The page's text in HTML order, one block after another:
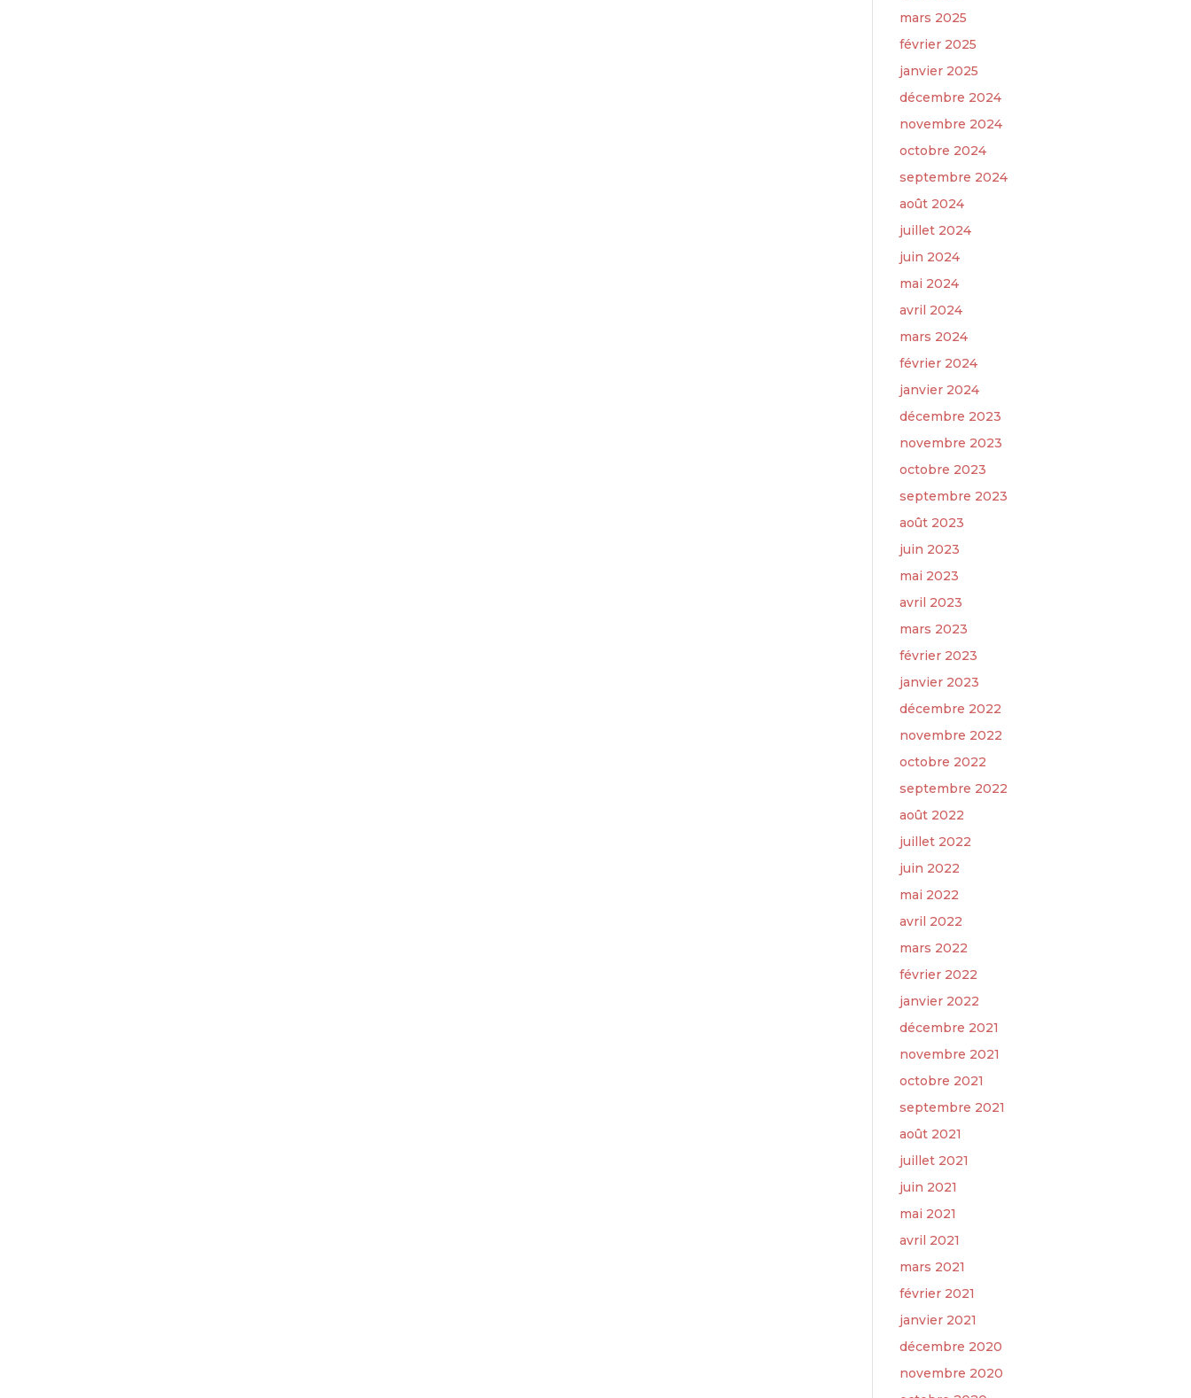
mars 2025
février 2025
janvier 2025
décembre 2024
novembre 2024
octobre 2024
septembre 2024
août 2024
juillet 2024
juin 2024
mai 2024
avril 2024
mars 2024
février 2024
janvier 2024
décembre 2023
novembre 2023
octobre 2023
septembre 2023
août 2023
juin 2023
mai 2023
avril 2023
mars 2023
février 2023
janvier 2023
décembre 2022
novembre 2022
octobre 2022
septembre 2022
août 2022
juillet 2022
juin 2022
mai 2022
avril 2022
mars 2022
février 2022
janvier 2022
décembre 2021
novembre 2021
octobre 2021
septembre 2021
août 2021
juillet 2021
juin 2021
mai 2021
avril 2021
mars 2021
février 2021
janvier 2021
décembre 2020
novembre 2020